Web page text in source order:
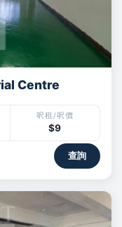
Centre
呎租/呎價
$9
查詢